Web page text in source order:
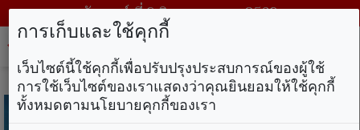
วันเสาร์ ที่ 8 สิงหาคม พ.ศ. 2569
การเก็บและใช้คุกกี้
เว็บไซต์นี้ใช้คุกกี้เพื่อปรับปรุงประสบการณ์ของผู้ใช้
การใช้เว็บไซต์ของเราแสดงว่าคุณยินยอมให้ใช้คุกกี้
ทั้งหมดตามนโยบายคุกกี้ของเรา